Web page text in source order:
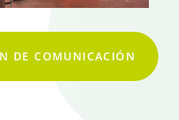
DE COMUNICACIÓN